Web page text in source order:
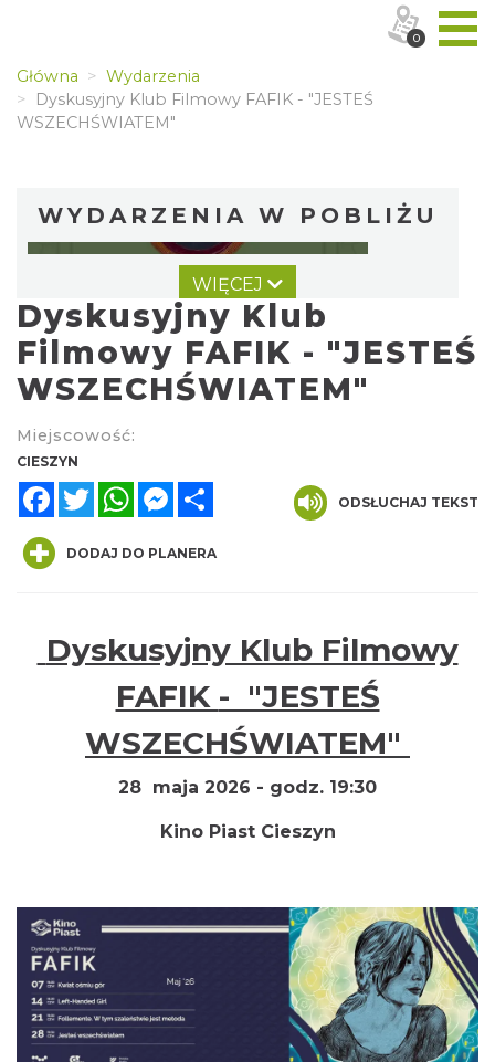
Główna
Wydarzenia
Dyskusyjny Klub Filmowy FAFIK - "JESTEŚ
WSZECHŚWIATEM"
WYDARZENIA W POBLIŻU
0.03 km
Cieszyn
2026-08-16
0.03 km
WIĘCEJ
Dyskusyjny Klub
Filmowy FAFIK - "JESTEŚ
WSZECHŚWIATEM"
Miejscowość:
CIESZYN
FacebookTwitterWhatsAppMessenger
ODSŁUCHAJ TEKST
DODAJ DO PLANERA
Dyskusyjny Klub Filmowy
FAFIK - "JESTEŚ
WSZECHŚWIATEM"
28 maja 2026 - godz. 19:30
Kino Piast Cieszyn
0